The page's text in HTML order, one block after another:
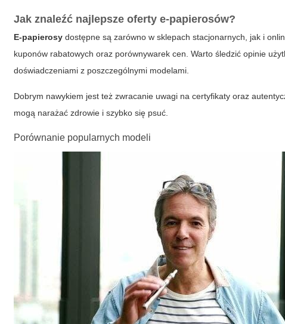
Jak znaleźć najlepsze oferty e-papierosów?
E-papierosy dostępne są zarówno w sklepach stacjonarnych, jak i
kuponów rabatowych oraz porównywarek cen. Warto śledzić opinie
doświadczeniami z poszczególnymi modelami.
Dobrym nawykiem jest też zwracanie uwagi na certyfikaty oraz
mogą narażać zdrowie i szybko się psuć.
Porównanie popularnych modeli